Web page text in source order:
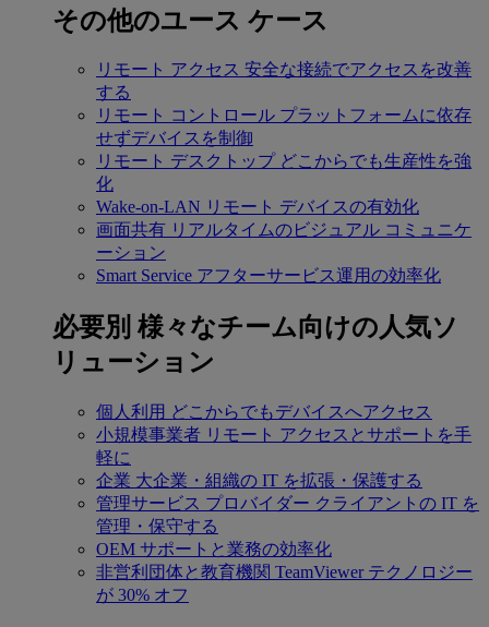
その他のユース ケース
リモート アクセス 安全な接続でアクセスを改善
する
リモート コントロール プラットフォームに依存
せずデバイスを制御
リモート デスクトップ どこからでも生産性を強
化
Wake-on-LAN リモート デバイスの有効化
画面共有 リアルタイムのビジュアル コミュニケ
ーション
Smart Service アフターサービス運用の効率化
必要別 様々なチーム向けの人気ソ
リューション
個人利用 どこからでもデバイスへアクセス
小規模事業者 リモート アクセスとサポートを手
軽に
企業 大企業・組織の IT を拡張・保護する
管理サービス プロバイダー クライアントの IT を
管理・保守する
OEM サポートと業務の効率化
非営利団体と教育機関 TeamViewer テクノロジー
が 30% オフ